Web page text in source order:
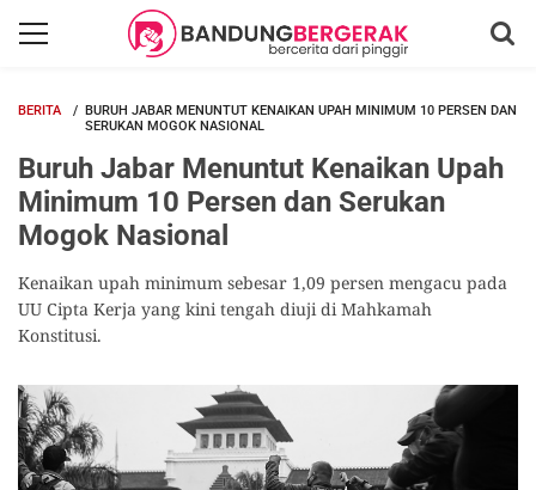
BERITA
BURUH JABAR MENUNTUT KENAIKAN UPAH MINIMUM 10 PERSEN DAN
SERUKAN MOGOK NASIONAL
Buruh Jabar Menuntut Kenaikan Upah
Minimum 10 Persen dan Serukan
Mogok Nasional
Kenaikan upah minimum sebesar 1,09 persen mengacu pada
UU Cipta Kerja yang kini tengah diuji di Mahkamah
Konstitusi.